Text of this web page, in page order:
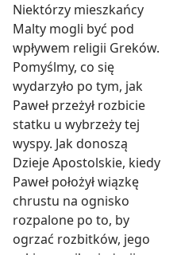
Niektórzy mieszkańcy
Malty mogli być pod
wpływem religii Greków.
Pomyślmy, co się
wydarzyło po tym, jak
Paweł przeżył rozbicie
statku u wybrzeży tej
wyspy. Jak donoszą
Dzieje Apostolskie, kiedy
Paweł położył wiązkę
chrustu na ognisko
rozpalone po to, by
ogrzać rozbitków, jego